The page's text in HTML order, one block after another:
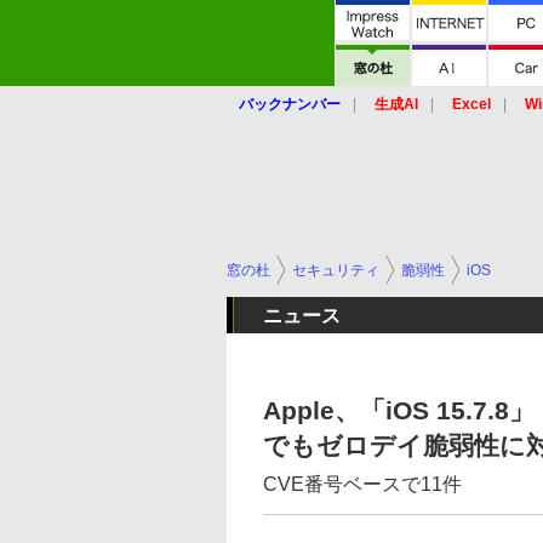
バックナンバー 生成AI Excel
窓の杜 セキュリティ 脆弱性 iOS
ニュース
Apple、「iOS 15.7.8
でもゼロデイ脆弱性に
CVE番号ベースで11件